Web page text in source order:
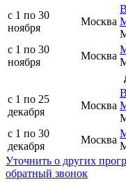
с 1 по 30
ноября
Москва
с 1 по 30
ноября
Москва
с 1 по 25
декабря
Москва
с 1 по 30
декабря
Москва
Уточнить о других
обратный звонок